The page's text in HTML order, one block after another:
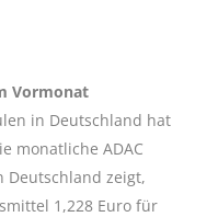
Vormonat
in Deutschland hat
monatliche ADAC
Deutschland zeigt,
1,228 Euro für